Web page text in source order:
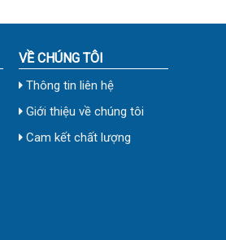
VỀ CHÚNG TÔI
Thông tin liên hệ
Giới thiệu về chúng tôi
Cam kết chất lượng